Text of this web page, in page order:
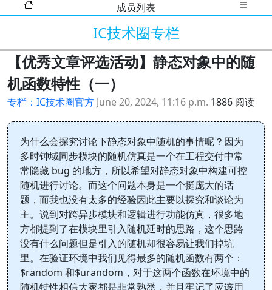
成员列表
IC技术圈专栏
【优秀文章评选活动】静态对象中的随
机函数特性（一）
专栏：IC技术圈官方 June 20, 2024, 11:16 p.m. 1886 阅读
为什么会探究讨论下静态对象中随机的事情呢？因为
多时钟域同步模块的随机仿真是一个在工程交付中常
常隐藏 bug 的地方，所以希望对静态对象中构建可控
随机进行讨论。而这个问题本身是一个挺庞大的话
题，而我也没有太多的经验因此主要以探究和谈论为
主。说到对跨异步模块和逻辑进行功能仿真，很多地
方都提到了在模块里引入随机延时的思路，这个思路
没有什么问题但是引入的随机却很容易让我们掉坑
里。在验证环境中我们见得最多的随机函数有两个：
$random 和$urandom，对于这两个函数在环境中的
随机特性相信大家都是非常熟悉，并且牢记了应该用